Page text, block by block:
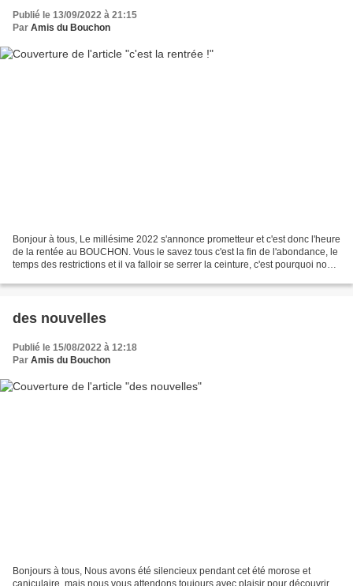
Publié le 13/09/2022 à 21:15
Par Amis du Bouchon
Bonjour à tous, Le millésime 2022 s'annonce prometteur et c'est donc l'heure
de la rentée au BOUCHON. Vous le savez tous c'est la fin de l'abondance, le
temps des restrictions et il va falloir se serrer la ceinture, c'est pourquoi nous
des nouvelles
Publié le 15/08/2022 à 12:18
Par Amis du Bouchon
Bonjours à tous, Nous avons été silencieux pendant cet été morose et
caniculaire, mais nous vous attendons toujours avec plaisir pour découvrir